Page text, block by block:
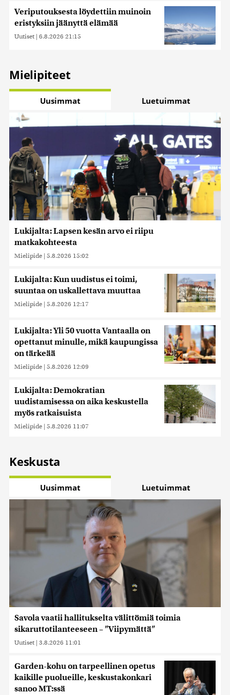
Veriputouksesta löydettiin muinoin
eristyksiin jäänyttä elämää
Uutiset | 6.8.2026 21:15
Mielipiteet
Uusimmat Luetuimmat
Lukijalta: Lapsen kesän arvo ei riipu
matkakohteesta
Mielipide | 5.8.2026 15:02
Lukijalta: Kun uudistus ei toimi,
suuntaa on uskallettava muuttaa
Mielipide | 5.8.2026 12:17
Lukijalta: Yli 50 vuotta Vantaalla on
opettanut minulle, mikä kaupungissa
on tärkeää
Mielipide | 5.8.2026 12:09
Lukijalta: Demokratian
uudistamisessa on aika keskustella
myös ratkaisuista
Mielipide | 5.8.2026 11:07
Keskusta
Uusimmat Luetuimmat
Savola vaatii hallitukselta välittömiä toimia
sikaruttotilanteeseen – ”Viipymättä”
Uutiset | 3.8.2026 11:01
Garden-kohu on tarpeellinen opetus
kaikille puolueille, keskustakonkari
sanoo MT:ssä